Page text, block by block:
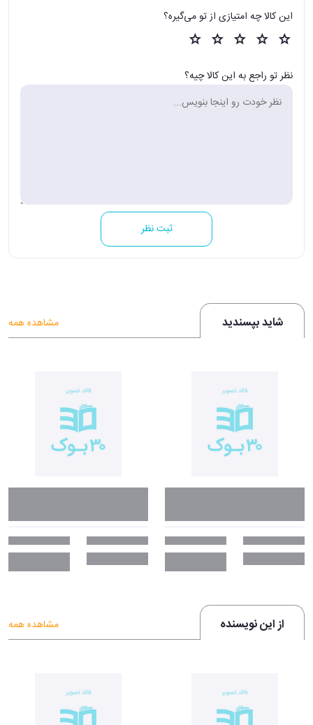
این کالا چه امتیازی از تو می‌گیره؟
نظر تو راجع به این کالا چیه؟
ثبت نظر
شاید بپسندید مشاهده همه
از این نویسنده مشاهده همه